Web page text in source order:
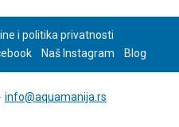
i politika privatnosti
Naš Instagram Blog
info@aquamanija.rs